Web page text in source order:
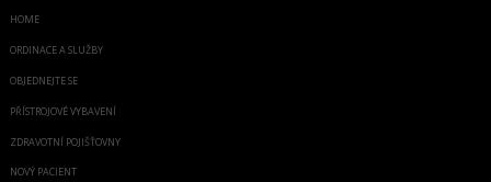
HOME
ORDINACE A SLUŽBY
OBJEDNEJTE SE
PŘÍSTROJOVÉ VYBAVENÍ
ZDRAVOTNÍ POJIŠŤOVNY
NOVÝ PACIENT